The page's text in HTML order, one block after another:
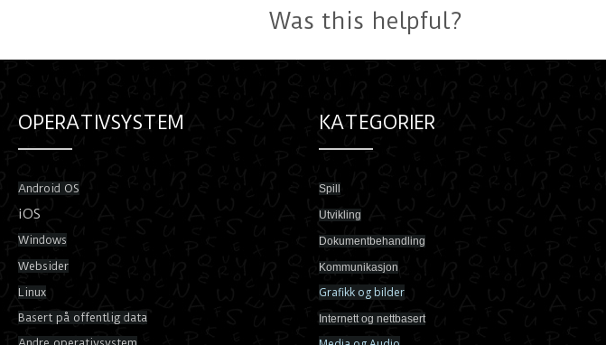
Was this helpful?
OPERATIVSYSTEM
Android OS
iOS
Windows
Websider
Linux
Basert på offentlig data
KATEGORIER
Spill
Utvikling
Dokumentbehandling
Kommunikasjon
Grafikk og bilder
Internett og nettbasert